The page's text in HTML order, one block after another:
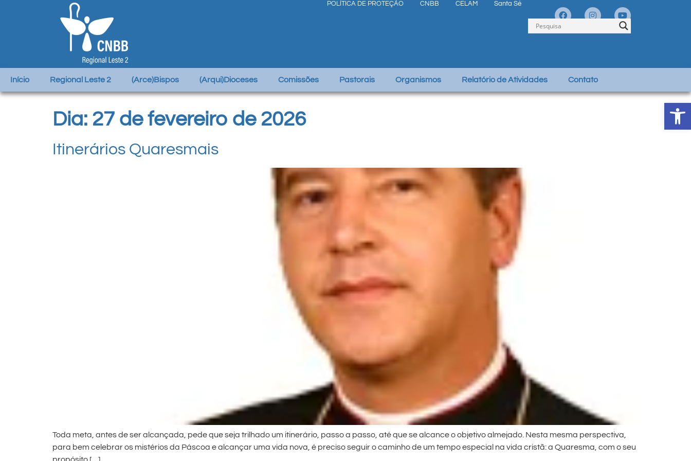
POLÍTICA DE PROTEÇÃO CNBB CELAM Santa Sé
Início Regional Leste 2 (Arce)Bispos (Arqui)Dioceses Comissões Pastorais Organismos Relatório de Atividades Contato
Dia: 27 de fevereiro de 2026
Itinerários Quaresmais
Toda meta, antes de ser alcançada, pede que seja trilhado um itinerário, passo a passo, até que se alcance o objetivo almejado. Nesta mesma perspectiva,
para bem celebrar os mistérios da Páscoa e alcançar uma vida nova, é preciso seguir o caminho de um tempo especial na vida cristã: a Quaresma, com o seu
Abrir